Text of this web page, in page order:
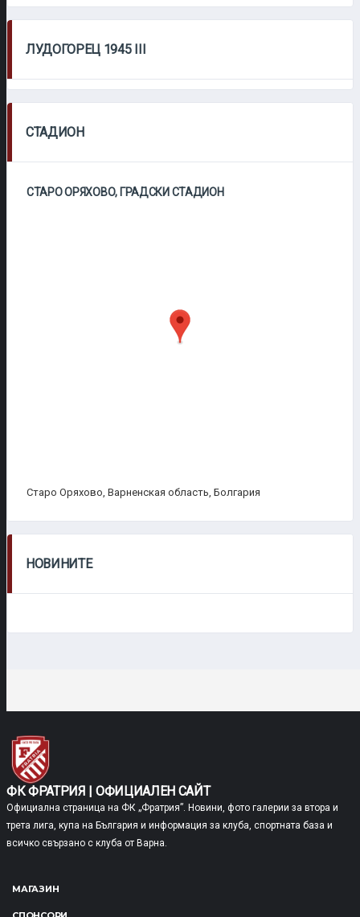
ЛУДОГОРЕЦ 1945 III
СТАДИОН
СТАРО ОРЯХОВО, ГРАДСКИ СТАДИОН
Старо Оряхово, Варненская область, Болгария
НОВИНИТЕ
ФК ФРАТРИЯ | ОФИЦИАЛЕН САЙТ
Официална страница на ФК „Фратрия”. Новини, фото галерии за втора и
трета лига, купа на България и информация за клуба, спортната база и
всичко свързано с клуба от Варна.
МАГАЗИН